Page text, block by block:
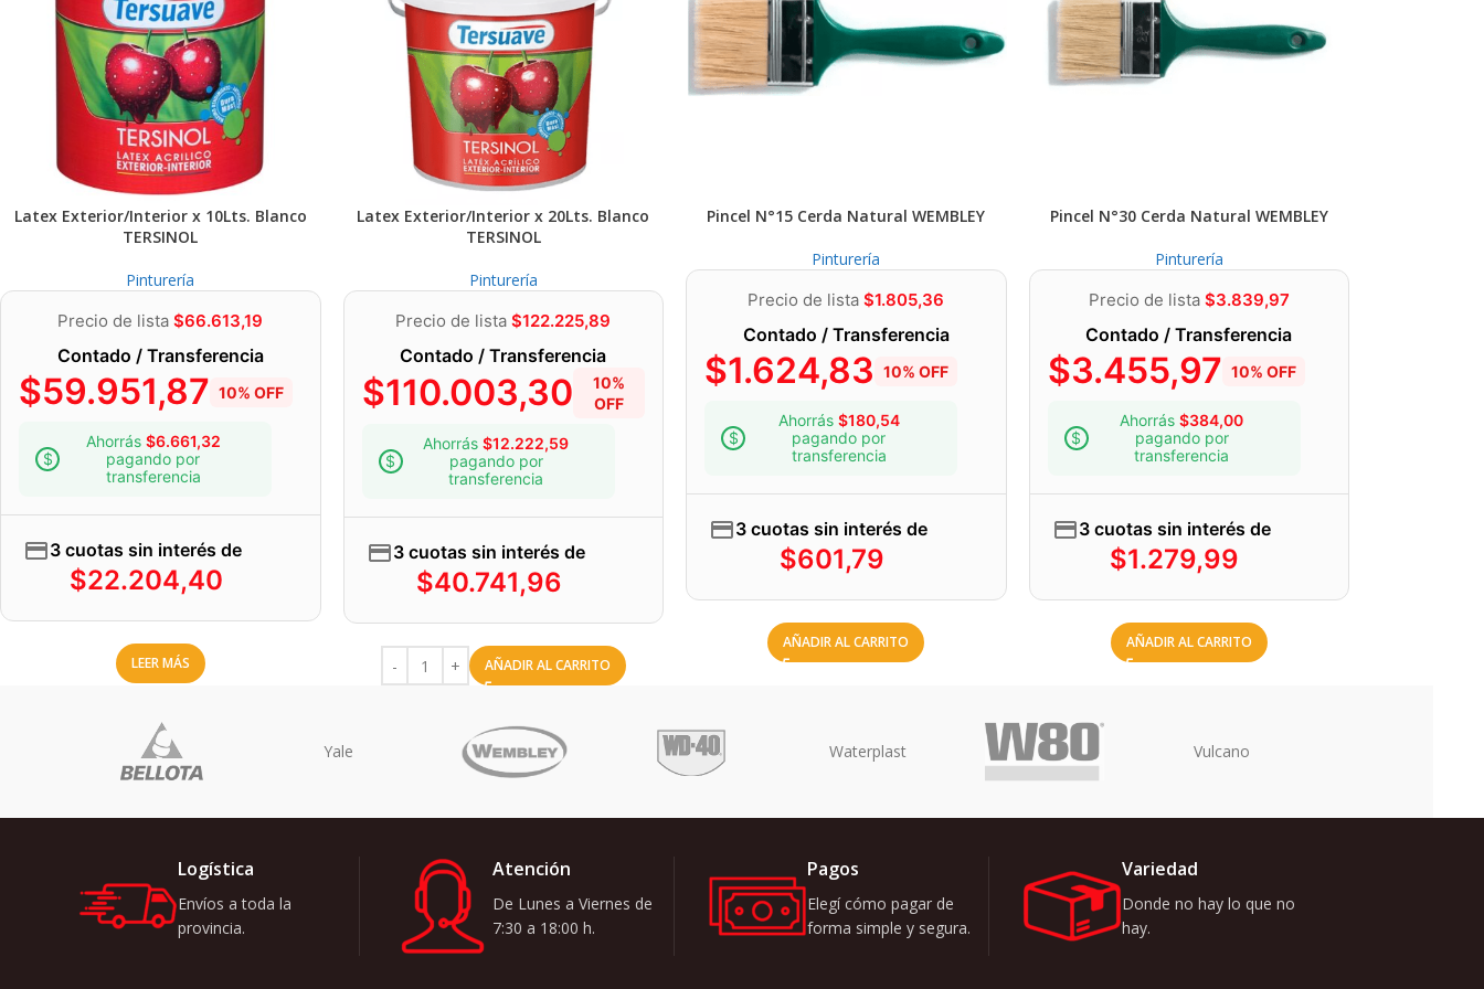
condiciones generales, deberá ser eliminada completamentey proceder como en superficies nuevas. Pintar 2 a 3 manos de esmalte Multipropósito con mínima dilución, esperando 8
horas entre ellas.
Latex Exterior/Interior x 10Lts. Blanco
TERSINOL
Pinturería
Precio de lista$66.613,19
Contado / Transferencia
$59.951,87 10% OFF
Ahorrás $6.661,32
pagando por
transferencia
3 cuotas sin interés de
$22.204,40
LEER MÁS
Latex Exterior/Interior x 20Lts. Blanco
TERSINOL
Pinturería
Precio de lista$122.225,89
Contado / Transferencia
$110.003,30
10%
OFF
Ahorrás $12.222,59
pagando por
transferencia
3 cuotas sin interés de
$40.741,96
AÑADIR AL CARRITO
Pincel N°15 Cerda Natural WEMBLEY
Pinturería
Precio de lista$1.805,36
Contado / Transferencia
$1.624,83 10% OFF
Ahorrás $180,54
pagando por
transferencia
3 cuotas sin interés de
$601,79
AÑADIR AL CARRITO
Pincel N°30 Cerda Natural WEMBLEY
Pinturería
Precio de lista $3.839,97
Contado / Transferencia
$3.455,97 10% OFF
Ahorrás $384,00
pagando por
transferencia
3 cuotas sin interés de
$1.279,99
AÑADIR AL CARRITO
Uriarte
Logística
Envíos a toda la
provincia.
Atención
De Lunes a Viernes de
7:30 a 18:00 h.
Pagos
Elegí cómo pagar de
forma simple y segura.
Variedad
Donde no hay lo que no
hay.